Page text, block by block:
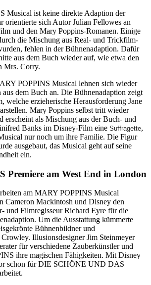
Musical ist keine direkte Adaption der
orientierte sich Autor Julian Fellowes an
und den Mary Poppins-Romanen. Einige
die Mischung aus Real- und Trickfilm-
fehlen in der Bühnenadaption. Dafür
aus dem Buch wieder auf, wie etwa den
Mrs. Corry.
POPPINS Musical lehnen sich wieder
aus dem Buch an. Die Bühnenadaption zeigt
welche erzieherische Herausforderung Jane
Mary Poppins selbst tritt wieder
erscheint als Mischung aus der Buch- und
Banks im Disney-Film eine Suffragette,
nur noch um ihre Familie. Die Figur
ausgebaut, das Musical geht auf seine
ein.
Premiere am West End in London
am MARY POPPINS Musical
Cameron Mackintosh und Disney den
und Filmregisseur Richard Eyre für die
Um die Ausstattung kümmerte
Bühnenbildner und
Illusionsdesigner Jim Steinmeyer
für verschiedene Zauberkünstler und
ihre magischen Fähigkeiten. Mit Disney
schon für DIE SCHÖNE UND DAS